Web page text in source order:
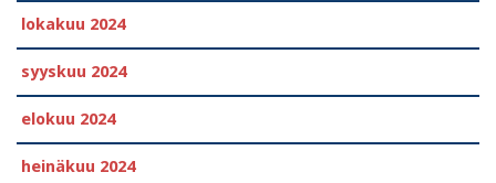
lokakuu 2024
syyskuu 2024
elokuu 2024
heinäkuu 2024